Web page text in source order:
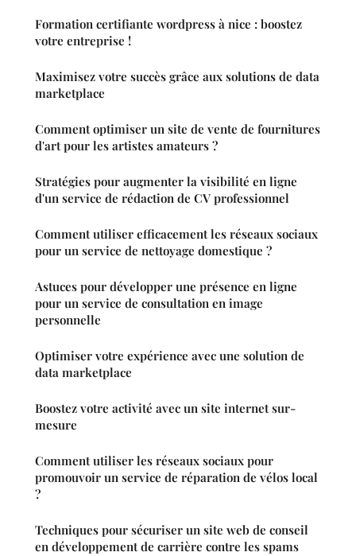
Formation certifiante wordpress à nice : boostez
votre entreprise !
Maximisez votre succès grâce aux solutions de data
marketplace
Comment optimiser un site de vente de fournitures
d'art pour les artistes amateurs ?
Stratégies pour augmenter la visibilité en ligne
d'un service de rédaction de CV professionnel
Comment utiliser efficacement les réseaux sociaux
pour un service de nettoyage domestique ?
Astuces pour développer une présence en ligne
pour un service de consultation en image
personnelle
Optimiser votre expérience avec une solution de
data marketplace
Boostez votre activité avec un site internet sur-
mesure
Comment utiliser les réseaux sociaux pour
promouvoir un service de réparation de vélos local
?
Techniques pour sécuriser un site web de conseil
en développement de carrière contre les spams